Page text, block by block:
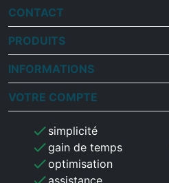
CONTACT
PRODUITS
INFORMATIONS
VOTRE COMPTE
check simplicité
checkgain de temps
checkoptimisation